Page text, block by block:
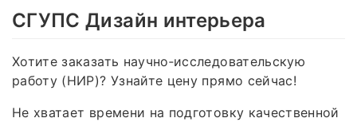
СГУПС Дизайн интерьера
Хотите заказать научно‑исследовательскую
работу (НИР)? Узнайте цену прямо сейчас!
Не хватает времени на подготовку качественной